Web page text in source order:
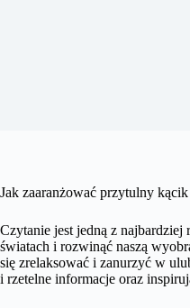
Jak zaaranżować przytulny
Czytanie jest jedną z
światach i rozwinąć naszą
się zrelaksować i zanurzyć w
i rzetelne informacje oraz